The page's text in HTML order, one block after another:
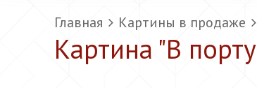
Главная Картины в продаже
Картина "В порту